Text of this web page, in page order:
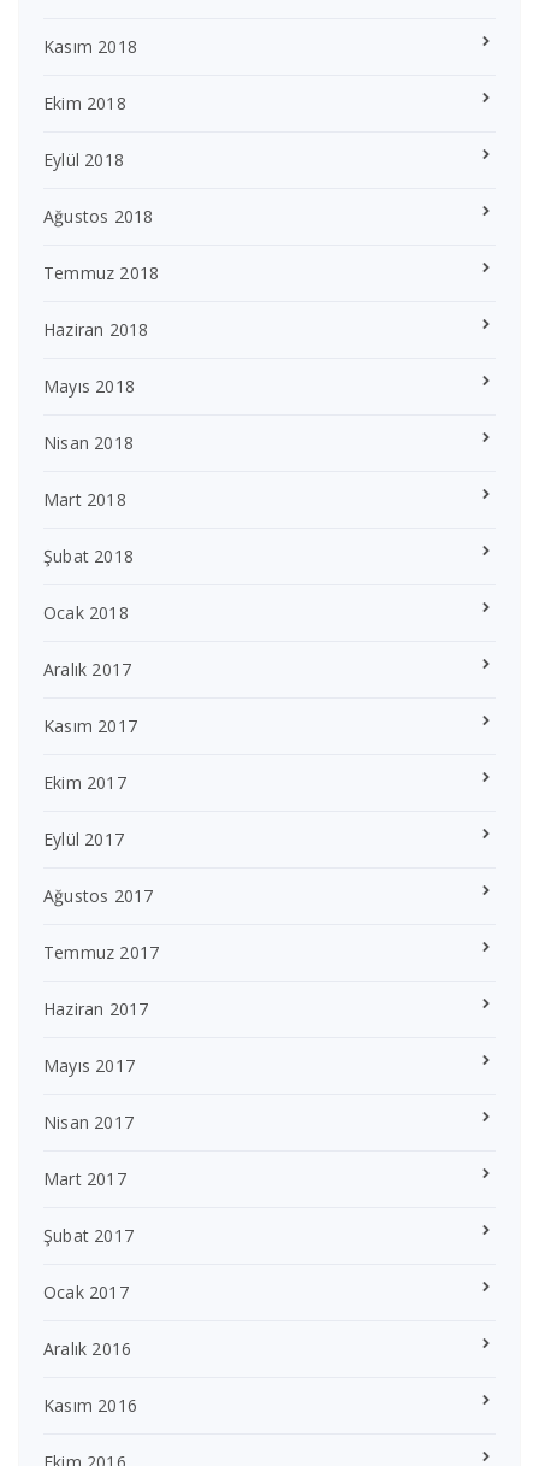
Kasım 2018
Ekim 2018
Eylül 2018
Ağustos 2018
Temmuz 2018
Haziran 2018
Mayıs 2018
Nisan 2018
Mart 2018
Şubat 2018
Ocak 2018
Aralık 2017
Kasım 2017
Ekim 2017
Eylül 2017
Ağustos 2017
Temmuz 2017
Haziran 2017
Mayıs 2017
Nisan 2017
Mart 2017
Şubat 2017
Ocak 2017
Aralık 2016
Kasım 2016